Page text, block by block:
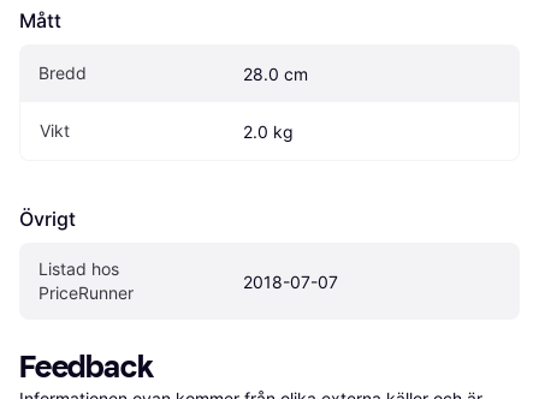
Mått
Bredd 28.0 cm
Vikt 2.0 kg
Övrigt
Listad hos
PriceRunner
2018-07-07
Feedback